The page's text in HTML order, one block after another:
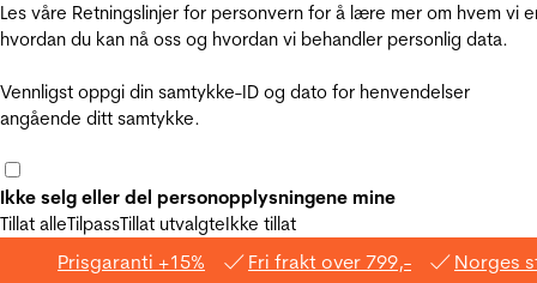
Les våre Retningslinjer for personvern for å lære mer om hvem vi
hvordan du kan nå oss og hvordan vi behandler personlig data.
Vennligst oppgi din samtykke-ID og dato for henvendelser
angående ditt samtykke.
Ikke selg eller del personopplysningene mine
Tillat alleTilpassTillat utvalgteIkke tillat
Prisgaranti +15% Fri frakt over 799,- Norges